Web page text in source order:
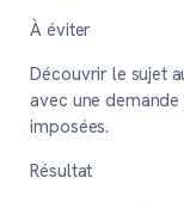
À éviter
Découvrir le sujet
avec une
imposées.
Résultat